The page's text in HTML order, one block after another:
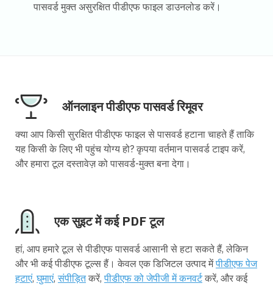
पासवर्ड मुक्त असुरक्षित पीडीएफ फाइल डाउनलोड करें।
ऑनलाइन पीडीएफ पासवर्ड रिमूवर
क्या आप किसी सुरक्षित पीडीएफ फाइल से पासवर्ड हटाना चाहते हैं ताकि
यह किसी के लिए भी पहुंच योग्य हो? कृपया वर्तमान पासवर्ड टाइप करें,
और हमारा टूल दस्तावेज़ को पासवर्ड-मुक्त बना देगा।
एक सुइट में कई PDF टूल
हां, आप हमारे टूल से पीडीएफ पासवर्ड आसानी से हटा सकते हैं, लेकिन
और भी कई पीडीएफ टूल्स हैं। केवल एक डिजिटल उत्पाद मेंपीडीएफ पेज
हटाएं,घुमाएं,संपीड़ितकरें,पीडीएफ को जेपीजी में कनवर्टकरें, और कई